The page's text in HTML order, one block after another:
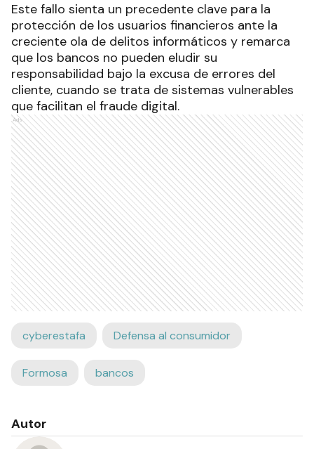
Este fallo sienta un precedente clave para la
protección de los usuarios financieros ante la
creciente ola de delitos informáticos y remarca
que los bancos no pueden eludir su
responsabilidad bajo la excusa de errores del
cliente, cuando se trata de sistemas vulnerables
que facilitan el fraude digital.
Ads
cyberestafa Defensa al consumidor
Formosa bancos
Autor